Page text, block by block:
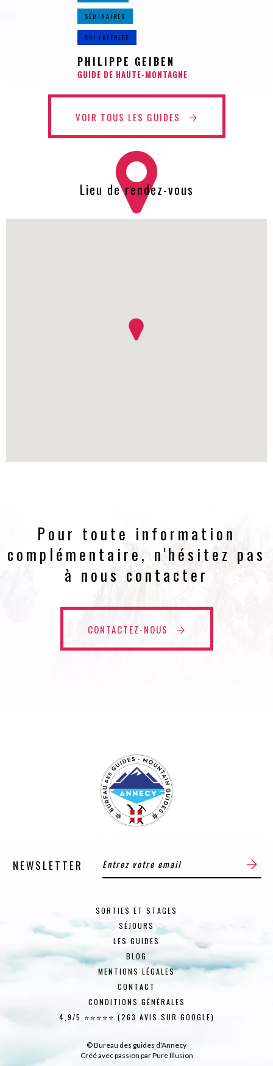
SÉMINAIRES
SKI FREERIDE
PHILIPPE GEIBEN
GUIDE DE HAUTE-MONTAGNE
VOIR TOUS LES GUIDES
Lieu de rendez-vous
Pour toute information
complémentaire, n'hésitez pas
à nous contacter
CONTACTEZ-NOUS
NEWSLETTER
SORTIES ET STAGES
SÉJOURS
LES GUIDES
BLOG
MENTIONS LÉGALES
CONTACT
CONDITIONS GÉNÉRALES
4,9/5 ⭐⭐⭐⭐⭐ (263 AVIS SUR GOOGLE)
© Bureau des guides d'Annecy
Créé avec passion parPure Illusion